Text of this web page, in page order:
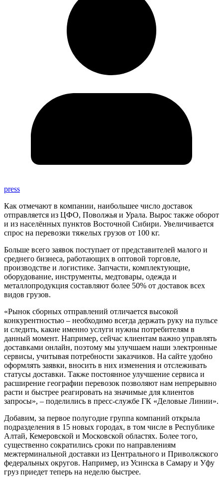
press
Как отмечают в компании, наибольшее число доставок
отправляется из ЦФО, Поволжья и Урала. Вырос также оборот
и из населённых пунктов Восточной Сибири. Увеличивается
спрос на перевозки тяжелых грузов от 100 кг.
Больше всего заявок поступает от представителей малого и
среднего бизнеса, работающих в оптовой торговле,
производстве и логистике. Запчасти, комплектующие,
оборудование, инструменты, медтовары, одежда и
металлопродукция составляют более 50% от доставок всех
видов грузов.
«Рынок сборных отправлений отличается высокой
конкурентностью – необходимо всегда держать руку на пульсе
и следить, какие именно услуги нужны потребителям в
данный момент. Например, сейчас клиентам важно управлять
доставками онлайн, поэтому мы улучшаем наши электронные
сервисы, учитывая потребности заказчиков. На сайте удобно
оформлять заявки, вносить в них изменения и отслеживать
статусы доставки. Также постоянное улучшение сервиса и
расширение географии перевозок позволяют нам непрерывно
расти и быстрее реагировать на значимые для клиентов
запросы», – поделились в пресс-службе ГК «Деловые Линии».
Добавим, за первое полугодие группа компаний открыла
подразделения в 15 новых городах, в том числе в Республике
Алтай, Кемеровской и Московской областях. Более того,
существенно сократились сроки по направлениям
межтерминальной доставки из Центрального и Приволжского
федеральных округов. Например, из Усинска в Самару и Уфу
груз приедет теперь на неделю быстрее.